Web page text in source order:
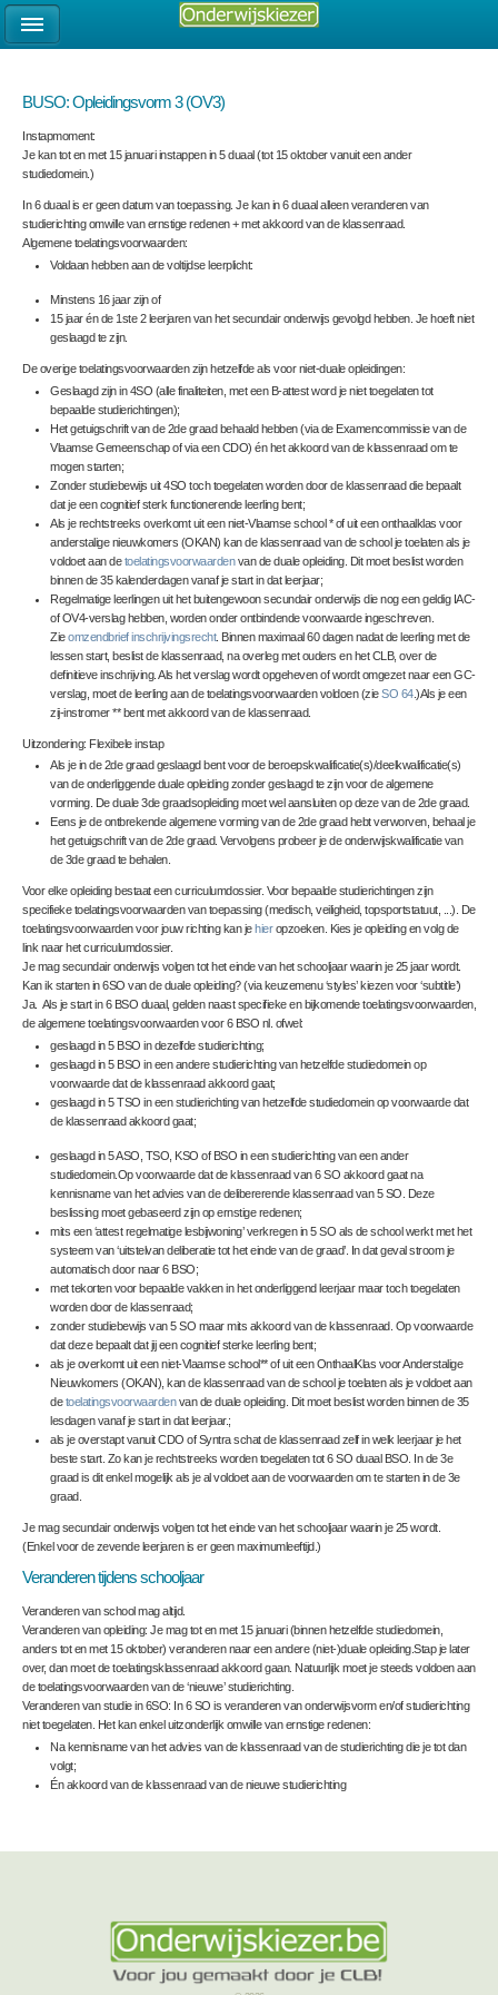
BUSO: Opleidingsvorm 3 (OV3)
Instapmoment:
Je kan tot en met 15 januari instappen in 5 duaal (tot 15 oktober vanuit een ander
studiedomein.)
In 6 duaal is er geen datum van toepassing. Je kan in 6 duaal alleen veranderen van
studierichting omwille van ernstige redenen + met akkoord van de klassenraad.
Algemene toelatingsvoorwaarden:
Voldaan hebben aan devoltijdse leerplicht:
Minstens 16 jaar zijn of
15 jaar én de 1ste2 leerjaren van het secundair onderwijs gevolgd hebben. Je hoeft niet
geslaagd te zijn.
Deoverige toelatingsvoorwaardenzijn hetzelfde als voor niet-duale opleidingen:
Geslaagd zijn in 4SO (alle finaliteiten, met een B-attest word je niet toegelaten tot
bepaalde studierichtingen);
Het getuigschrift van de 2degraad behaald hebben (via de Examencommissie van de
Vlaamse Gemeenschap of via een CDO) én het akkoord van de klassenraad om te
mogen starten;
Zonder studiebewijs uit 4SO toch toegelaten worden door de klassenraad die bepaalt
dat je een cognitief sterk functionerende leerling bent;
Als je rechtstreeks overkomt uit een niet-Vlaamse school * of uit een onthaalklas voor
anderstalige nieuwkomers (OKAN) kan de klassenraad van de school je toelatenals je
voldoet aan detoelatingsvoorwaardenvan de duale opleiding. Dit moet beslist worden
binnen de 35 kalenderdagen vanaf je start in dat leerjaar;
Regelmatige leerlingen uit het buitengewoon secundair onderwijs die nog een geldig IAC-
of OV4-verslag hebben, worden onder ontbindende voorwaarde ingeschreven.
Zieomzendbrief inschrijvingsrecht. Binnen maximaal 60 dagen nadat de leerling met de
lessen start, beslist de klassenraad, na overleg met ouders en het CLB, over de
definitieve inschrijving. Als het verslag wordt opgeheven of wordt omgezet naar een GC-
verslag, moet de leerling aan de toelatingsvoorwaarden voldoen (zieSO 64.)Als je een
zij-instromer ** bent met akkoord van de klassenraad.
Uitzondering: Flexibele instap
Als je in de 2degraad geslaagd bent voor de beroepskwalificatie(s)/deelkwalificatie(s)
van de onderliggende duale opleiding zonder geslaagd te zijn voor de algemene
vorming. De duale 3degraadsopleiding moet wel aansluiten op deze van de 2degraad.
Eens je de ontbrekende algemene vorming van de 2degraad hebt verworven, behaal je
het getuigschrift van de 2degraad. Vervolgens probeer je de onderwijskwalificatie van
de 3degraad te behalen.
Voor elke opleiding bestaat een curriculumdossier. Voor bepaalde studierichtingen zijn
specifieke toelatingsvoorwaardenvan toepassing (medisch, veiligheid, topsportstatuut, ...). De
toelatingsvoorwaarden voor jouw richting kan je hieropzoeken. Kies je opleiding en volg de
link naar het curriculumdossier.
Je mag secundair onderwijs volgen tot het einde van het schooljaar waarin je 25 jaar wordt.
Kan ik starten in 6SO van de duale opleiding? (via keuzemenu ‘styles’ kiezen voor ‘subtitle’)
Ja. Als je start in 6 BSO duaal, gelden naast specifieke en bijkomende toelatingsvoorwaarden,
de algemene toelatingsvoorwaarden voor 6 BSO nl. ofwel:
geslaagd in 5 BSO in dezelfde studierichting;
geslaagd in 5 BSO in een andere studierichting van hetzelfde studiedomein op
voorwaarde dat de klassenraad akkoord gaat;
geslaagd in 5 TSO in een studierichting van hetzelfde studiedomein op voorwaarde dat
de klassenraad akkoord gaat;
geslaagd in 5 ASO, TSO, KSO of BSO in een studierichting van een ander
studiedomein.Op voorwaarde dat de klassenraad van 6 SO akkoord gaat na
kennisname van het advies van de delibererende klassenraad van 5 SO. Deze
beslissing moet gebaseerd zijn op ernstige redenen;
mits een ‘attest regelmatige lesbijwoning’ verkregen in 5 SO als de school werkt met het
systeem van ‘uitstelvan deliberatie tot het einde van de graad’. In dat geval stroom je
automatisch door naar 6 BSO;
met tekorten voor bepaalde vakken in het onderliggend leerjaar maar toch toegelaten
worden door de klassenraad;
zonder studiebewijs van 5 SO maar mits akkoord van de klassenraad. Op voorwaarde
dat deze bepaalt dat jij een cognitief sterke leerling bent;
als je overkomt uit een niet-Vlaamse school** of uit een OnthaalKlas voor Anderstalige
Nieuwkomers (OKAN), kan de klassenraad van de school je toelatenals je voldoet aan
detoelatingsvoorwaardenvan de duale opleiding. Dit moet beslist worden binnen de 35
lesdagen vanaf je start in dat leerjaar.;
als je overstapt vanuit CDO of Syntra schat de klassenraad zelf in welk leerjaar je het
beste start. Zo kan je rechtstreeks worden toegelaten tot 6 SO duaal BSO. In de 3e
graad is dit enkel mogelijk als je al voldoet aan de voorwaarden om te starten in de 3e
graad.
Je mag secundair onderwijs volgen tot het einde van het schooljaar waarin je 25 wordt.
(Enkel voor de zevende leerjaren is er geen maximumleeftijd.)
Veranderen tijdens schooljaar
Veranderen van school mag altijd.
Veranderen van opleiding: Je magtot en met 15 januari(binnen hetzelfde studiedomein,
anders tot en met 15 oktober) veranderen naar een andere (niet-)duale opleiding.Stap je later
over, dan moet de toelatingsklassenraad akkoord gaan. Natuurlijk moet je steeds voldoen aan
de toelatingsvoorwaarden van de ‘nieuwe’ studierichting.
Veranderen van studie in 6SO: In 6 SO is veranderen van onderwijsvorm en/of studierichting
niet toegelaten. Het kan enkel uitzonderlijk omwille van ernstige redenen:
Na kennisname van het advies van de klassenraad van de studierichting die je tot dan
volgt;
Én akkoord van de klassenraad van de nieuwe studierichting